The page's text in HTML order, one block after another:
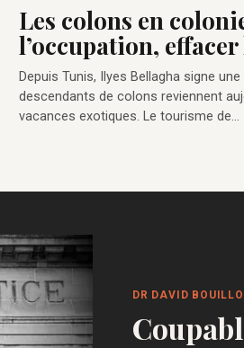
Les colons en
l’occupation,
Depuis Tunis, Ilyes Bellagha signe
descendants de colons reviennent
vacances exotiques. Le tourisme de…
DR DAVID